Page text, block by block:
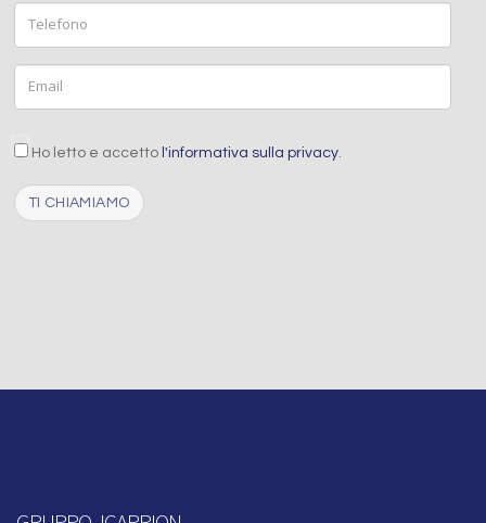
Telefono
Email
aceptacion
Ho letto e accetto l'informativa sulla privacy.